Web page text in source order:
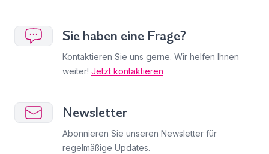
Sie haben eine Frage?
Kontaktieren Sie uns gerne. Wir helfen Ihnen
weiter! Jetzt kontaktieren
Newsletter
Abonnieren Sie unseren Newsletter für
regelmäßige Updates.